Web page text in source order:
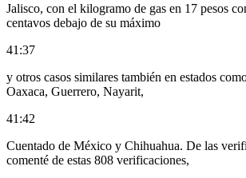
Jalisco, con el kilogramo de gas en 17 pesos
centavos debajo de su máximo
41:37
y otros casos similares también en estados
Oaxaca, Guerrero, Nayarit,
41:42
Cuentado de México y Chihuahua. De las
comenté de estas 808 verificaciones,